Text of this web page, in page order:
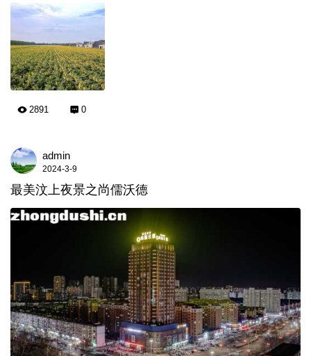
2891 0
admin
2024-3-9
最美汶上夜景之尚儒沃德